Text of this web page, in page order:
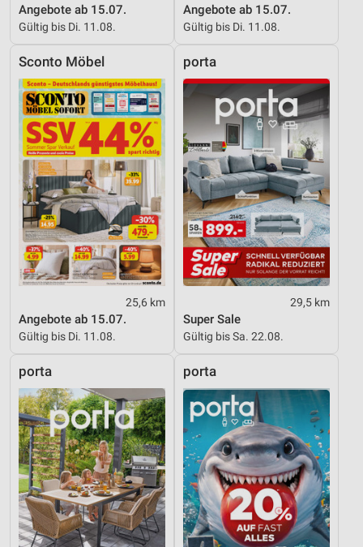
Angebote ab 15.07.
Gültig bis Di. 11.08.
Angebote ab 15.07.
Gültig bis Di. 11.08.
Sconto Möbel
25,6 km
Angebote ab 15.07.
Gültig bis Di. 11.08.
porta
29,5 km
Super Sale
Gültig bis Sa. 22.08.
porta porta